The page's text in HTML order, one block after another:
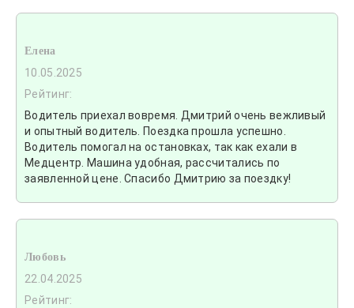
Елена
10.05.2025
Рейтинг:
Водитель приехал вовремя. Дмитрий очень вежливый
и опытный водитель. Поездка прошла успешно.
Водитель помогал на остановках, так как ехали в
Медцентр. Машина удобная, рассчитались по
заявленной цене. Спасибо Дмитрию за поездку!
Любовь
22.04.2025
Рейтинг: